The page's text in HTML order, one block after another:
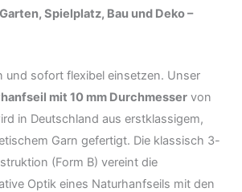
Spielplatz, Bau und Deko –
und sofort flexibel einsetzen. Unser
mit 10 mm Durchmesser von
in Deutschland aus erstklassigem,
Garn gefertigt. Die klassisch 3-
(Form B) vereint die
Optik eines Naturhanfseils mit den